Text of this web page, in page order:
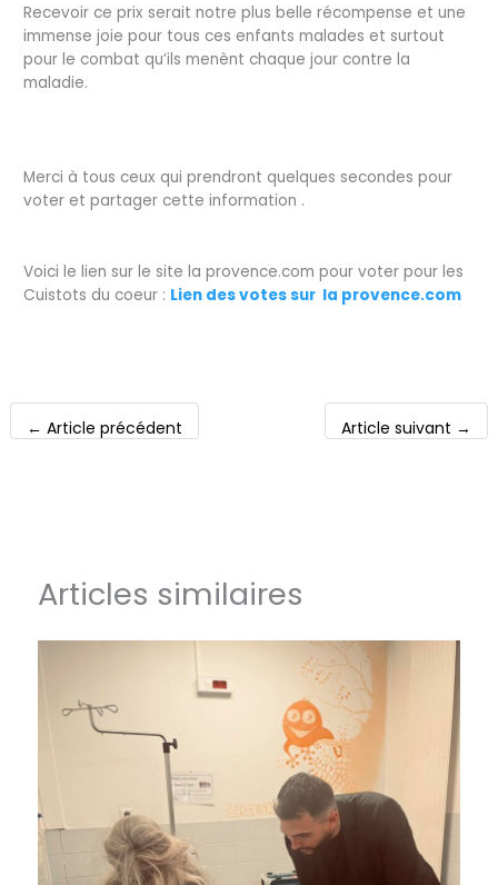
Recevoir ce prix serait notre plus belle récompense et une
immense joie pour tous ces enfants malades et surtout
pour le combat qu’ils menènt chaque jour contre la
maladie.
Merci à tous ceux qui prendront quelques secondes pour
voter et partager cette information .
Voici le lien sur le site la provence.com pour voter pour les
Cuistots du coeur : Lien des votes sur la provence.com
← Article précédent Article suivant →
Articles similaires